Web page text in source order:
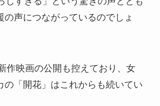
の声につながっているのでしょ
作映画の公開も控えており、女
の「開花」はこれからも続いてい